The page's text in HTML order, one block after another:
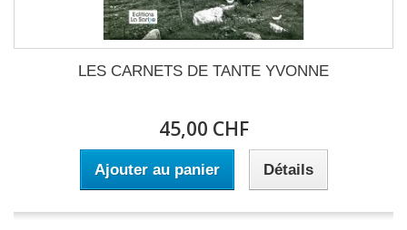
LES CARNETS DE TANTE YVONNE
45,00 CHF
Ajouter au panier Détails